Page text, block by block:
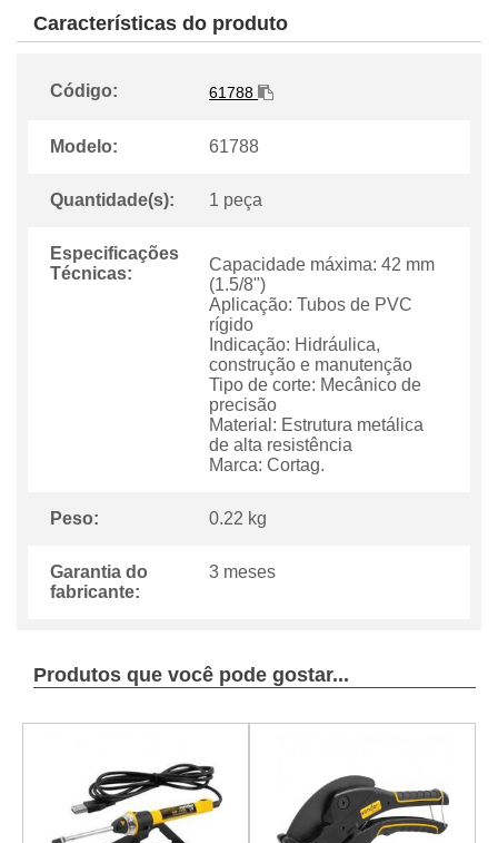
Características do produto
Código: 61788
Modelo: 61788
Quantidade(s): 1 peça
Especificações
Técnicas:
Capacidade máxima: 42 mm
(1.5/8")
Aplicação: Tubos de PVC
rígido
Indicação: Hidráulica,
construção e manutenção
Tipo de corte: Mecânico de
precisão
Material: Estrutura metálica
de alta resistência
Marca: Cortag.
Peso: 0.22 kg
Garantia do
fabricante:
3 meses
Produtos que você pode gostar...